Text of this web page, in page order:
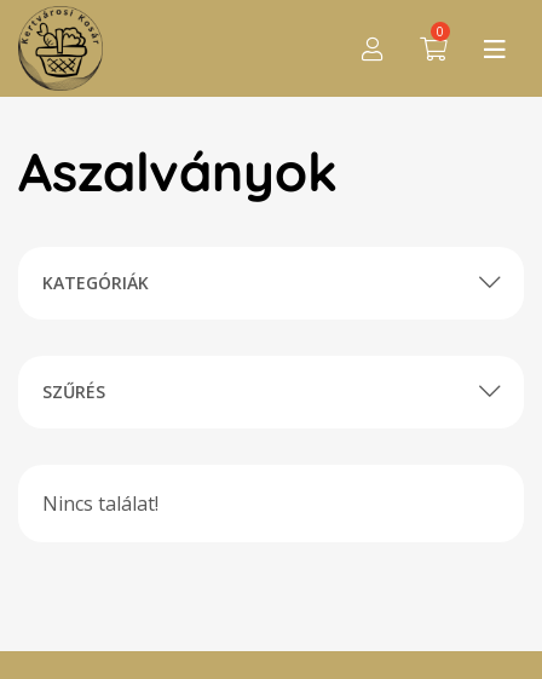
0
Aszalványok
KATEGÓRIÁK
SZŰRÉS
Nincs találat!